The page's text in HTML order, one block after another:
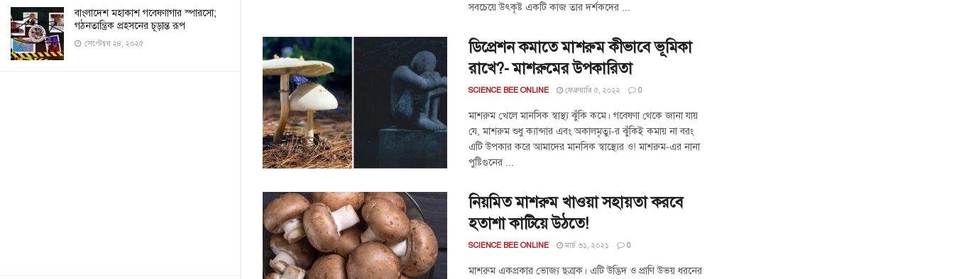
বাংলাদেশ মহাকাশ গবেষণাগার স্পারসো;
গঠনতান্ত্রিক প্রহসনের চূড়ান্ত রূপ
সেপ্টেম্বর ২৪, ২০২৫
সবচেয়ে উৎকৃষ্ট একটি কাজ তার দর্শকদের ...
ডিপ্রেশন কমাতে মাশরুম কীভাবে ভূমিকা
রাখে?- মাশরুমের উপকারিতা
SCIENCE BEE ONLINE ফেব্রুয়ারি ৫, ২০২২ 0
মাশরুম খেলে মানসিক স্বাস্থ্য ঝুঁকি কমে। গবেষণা থেকে জানা যায়
যে, মাশরুম শুধু ক্যান্সার এবং অকালমৃত্যু-র ঝুঁকিই কমায় না বরং
এটি উপকার করে আমাদের মানসিক স্বাস্থ্যের ও! মাশরুম-এর নানা
পুষ্টিগুনের ...
নিয়মিত মাশরুম খাওয়া সহায়তা করবে
হতাশা কাটিয়ে উঠতে!
SCIENCE BEE ONLINE মার্চ ৩১, ২০২১ 0
মাশরুম একপ্রকার ভোজ্য ছত্রাক। এটি উদ্ভিদ ও প্রাণি উভয় ধরনের